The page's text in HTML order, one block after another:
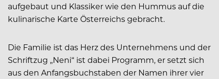
aufgebaut und Klassiker wie den Hummus auf die
kulinarische Karte Österreichs gebracht.
Die Familie ist das Herz des Unternehmens und der
Schriftzug „Neni“ ist dabei Programm, er setzt sich
aus den Anfangsbuchstaben der Namen ihrer vier